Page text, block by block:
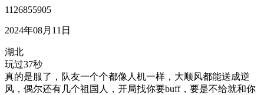
1126855905
2024年08月11日
湖北
玩过37秒
真的是服了，队友一个个都像人机一样，大顺风都能送成逆
风，偶尔还有几个祖国人，开局找你要buff，要是不给就和你